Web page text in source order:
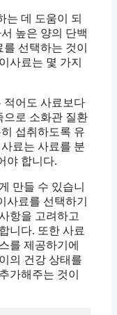
는 데 도움이 되
높은 양의 단백
선택하는 것이
사료는 몇 가지
적어도 사료보다
으로 소화관 질환
섭취하도록 유
료는 사료를 분
야 합니다.
만들 수 있습니
사료를 선택하기
항을 고려하고
니다. 또한 사료
를 제공하기에
의 건강 상태를
가해주는 것이